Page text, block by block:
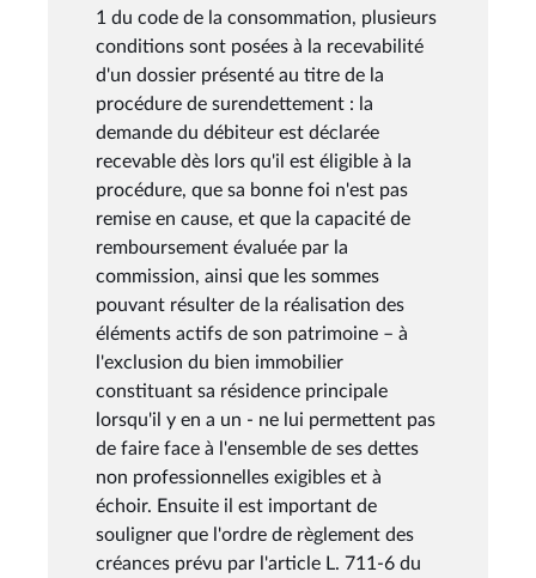
1 du code de la consommation, plusieurs
conditions sont posées à la recevabilité
d'un dossier présenté au titre de la
procédure de surendettement : la
demande du débiteur est déclarée
recevable dès lors qu'il est éligible à la
procédure, que sa bonne foi n'est pas
remise en cause, et que la capacité de
remboursement évaluée par la
commission, ainsi que les sommes
pouvant résulter de la réalisation des
éléments actifs de son patrimoine – à
l'exclusion du bien immobilier
constituant sa résidence principale
lorsqu'il y en a un - ne lui permettent pas
de faire face à l'ensemble de ses dettes
non professionnelles exigibles et à
échoir. Ensuite il est important de
souligner que l'ordre de règlement des
créances prévu par l'article L. 711-6 du